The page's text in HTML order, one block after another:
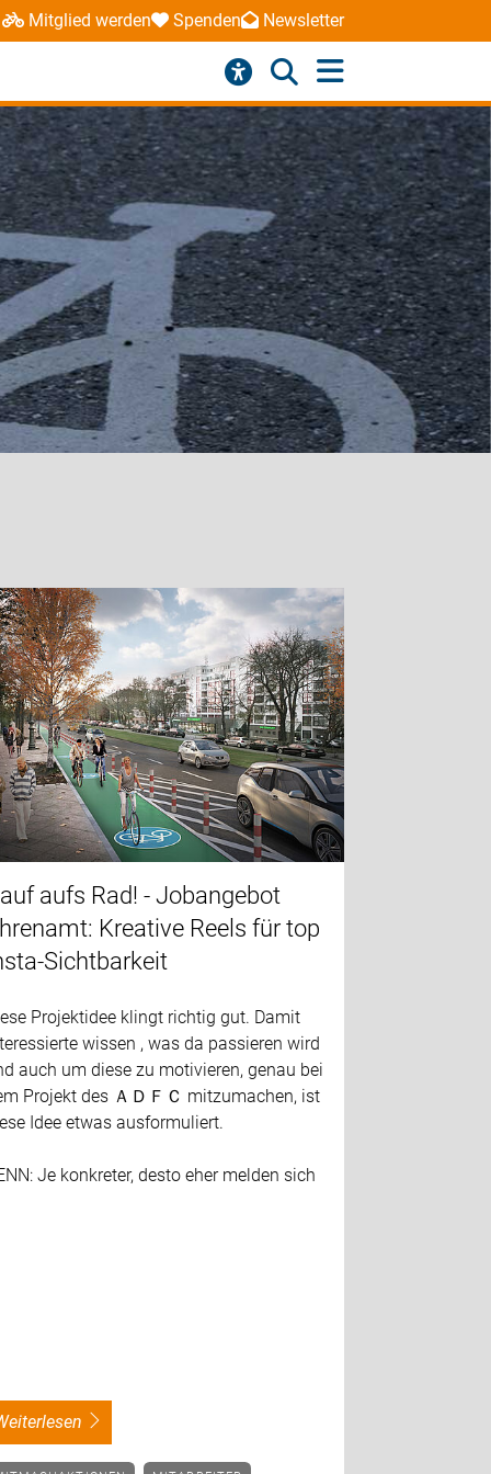
Mitglied werden Spenden Newsletter
aufs Rad! - Jobangebot
Kreative Reels für top
Sichtbarkeit
Projektidee klingt richtig gut. Damit
wissen , was da passieren wird
auch um diese zu motivieren, genau bei
Projekt des ＡＤＦＣ mitzumachen, ist
Idee etwas ausformuliert.
Je konkreter, desto eher melden sich
weiterlesen